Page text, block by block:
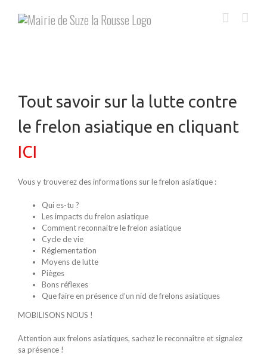
Tout savoir sur la lutte contre
le frelon asiatique en cliquant
ICI
Vous y trouverez des informations sur le frelon asiatique :
Qui es-tu ?
Les impacts du frelon asiatique
Comment reconnaitre le frelon asiatique
Cycle de vie
Réglementation
Moyens de lutte
Pièges
Bons réflexes
Que faire en présence d’un nid de frelons asiatiques
MOBILISONS NOUS !
Attention aux frelons asiatiques, sachez le reconnaître et signalez
sa présence !